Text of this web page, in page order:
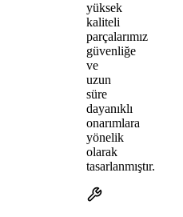
yüksek
kaliteli
parçalarımız
güvenliğe
ve
uzun
süre
dayanıklı
onarımlara
yönelik
olarak
tasarlanmıştır.